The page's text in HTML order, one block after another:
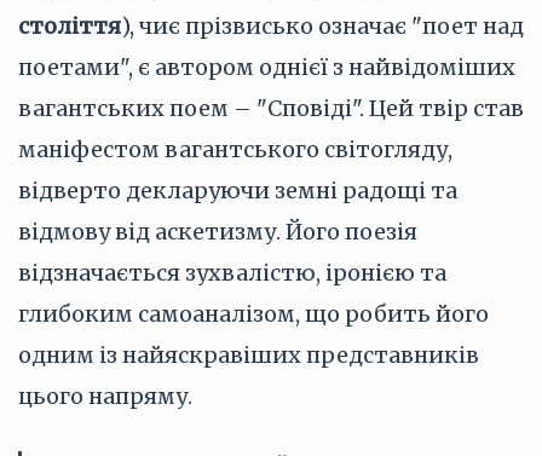
століття), чиє прізвисько означає "поет над
поетами", є автором однієї з найвідоміших
вагантських поем – "Сповіді". Цей твір став
маніфестом вагантського світогляду,
відверто декларуючи земні радощі та
відмову від аскетизму. Його поезія
відзначається зухвалістю, іронією та
глибоким самоаналізом, що робить його
одним із найяскравіших представників
цього напряму.